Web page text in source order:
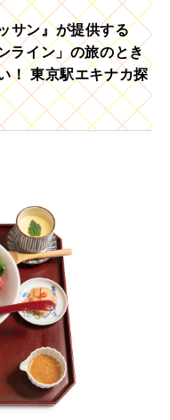
サン』が提供する
ライン」の旅のとき
！ 東京駅エキナカ探